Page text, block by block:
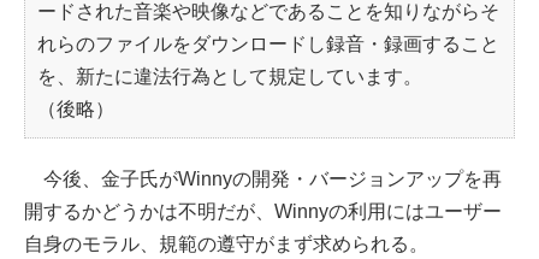
ードされた音楽や映像などであることを知りながらそ
れらのファイルをダウンロードし録音・録画すること
を、新たに違法行為として規定しています。
（後略）
今後、金子氏がWinnyの開発・バージョンアップを再
開するかどうかは不明だが、Winnyの利用にはユーザー
自身のモラル、規範の遵守がまず求められる。